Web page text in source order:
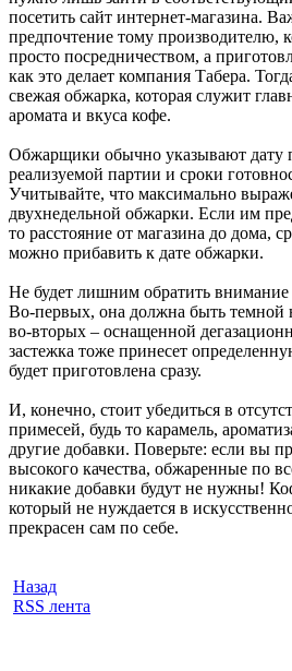
посетить сайт интернет-магазина.
предпочтение тому производителю,
просто посредничеством, а
как это делает компания Табера.
свежая обжарка, которая служит
аромата и вкуса кофе.
Обжарщики обычно указывают дату
реализуемой партии и сроки
Учитывайте, что максимально
двухнедельной обжарки. Если им
то расстояние от магазина до дома,
можно прибавить к дате обжарки.
Не будет лишним обратить внимание
Во-первых, она должна быть темной
во-вторых – оснащенной
застежка тоже принесет
будет приготовлена сразу.
И, конечно, стоит убедиться в
примесей, будь то карамель,
другие добавки. Поверьте: если вы
высокого качества, обжаренные по
никакие добавки будут не нужны!
который не нуждается в
прекрасен сам по себе.
Назад
RSS лента